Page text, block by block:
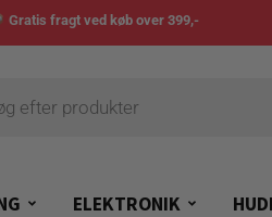
Gratis fragt ved køb over 399,-
ELEKTRONIK